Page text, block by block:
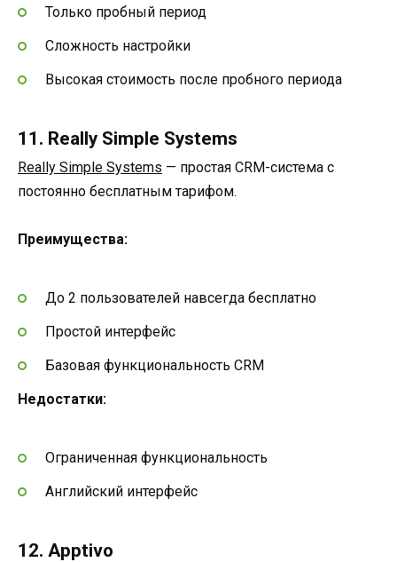
Только пробный период
Сложность настройки
Высокая стоимость после пробного периода
11. Really Simple Systems
Really Simple Systems — простая CRM-система с
постоянно бесплатным тарифом.
Преимущества:
До 2 пользователей навсегда бесплатно
Простой интерфейс
Базовая функциональность CRM
Недостатки:
Ограниченная функциональность
Английский интерфейс
12. Apptivo